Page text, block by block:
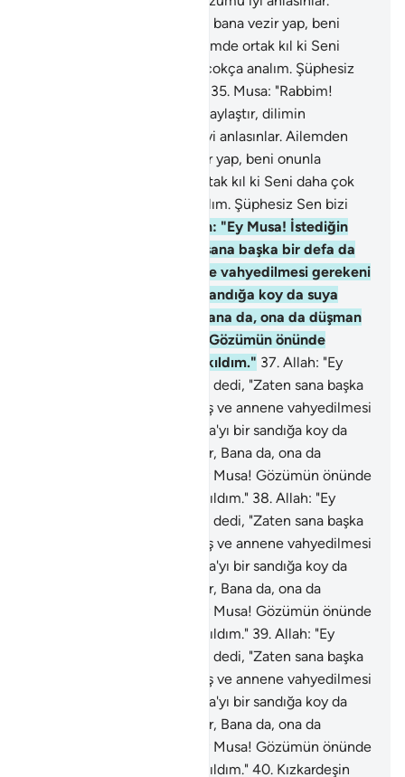
Ailemden kardeşim Harun'u bana vezir yap, beni
onunla destekle, onu görevimde ortak kıl ki Seni
daha çok tesbih edelim ve çokça analım. Şüphesiz
35. Musa: "Rabbim!
Göğsümü genişlet, işimi kolaylaştır, dilimin
düğümünü çöz ki sözümü iyi anlasınlar. Ailemden
kardeşim Harun'u bana vezir yap, beni onunla
destekle, onu görevimde ortak kıl ki Seni daha çok
tesbih edelim ve çokça analım. Şüphesiz Sen bizi
Allah: "Ey Musa! İstediğin
sana verildi" dedi, "Zaten sana başka bir defa da
iyilikte bulunmuş ve annene vahyedilmesi gerekeni
vahyetmiştik: Musa'yı bir sandığa koy da suya
bırak; su onu kıyıya atar, Bana da, ona da düşman
olan biri onu alır. Ey Musa! Gözümün önünde
yetişesin diye seni sevimli kıldım." 37. Allah: "Ey
Musa! İstediğin sana verildi" dedi, "Zaten sana başka
bir defa da iyilikte bulunmuş ve annene vahyedilmesi
gerekeni vahyetmiştik: Musa'yı bir sandığa koy da
suya bırak; su onu kıyıya atar, Bana da, ona da
düşman olan biri onu alır. Ey Musa! Gözümün önünde
yetişesin diye seni sevimli kıldım." 38. Allah: "Ey
Musa! İstediğin sana verildi" dedi, "Zaten sana başka
bir defa da iyilikte bulunmuş ve annene vahyedilmesi
gerekeni vahyetmiştik: Musa'yı bir sandığa koy da
suya bırak; su onu kıyıya atar, Bana da, ona da
düşman olan biri onu alır. Ey Musa! Gözümün önünde
yetişesin diye seni sevimli kıldım." 39. Allah: "Ey
Musa! İstediğin sana verildi" dedi, "Zaten sana başka
bir defa da iyilikte bulunmuş ve annene vahyedilmesi
gerekeni vahyetmiştik: Musa'yı bir sandığa koy da
suya bırak; su onu kıyıya atar, Bana da, ona da
düşman olan biri onu alır. Ey Musa! Gözümün önünde
yetişesin diye seni sevimli kıldım." 40. Kızkardeşin